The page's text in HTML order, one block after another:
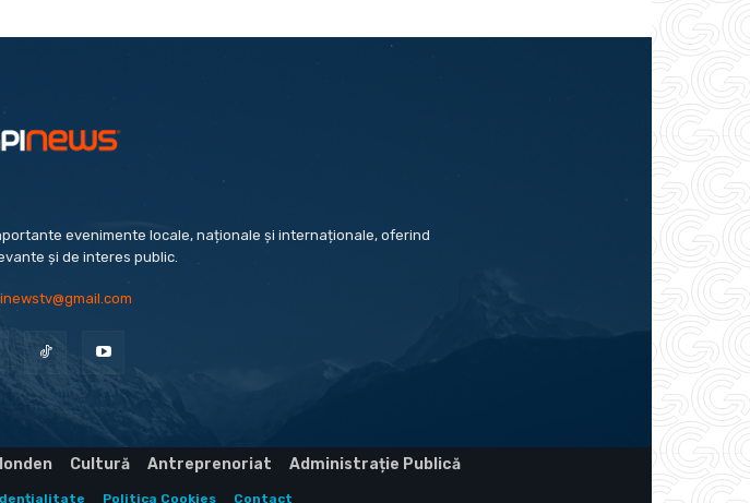
evenimente locale, naționale și internaționale, oferind
și de interes public.
Cultură Antreprenoriat Administrație Publică
Politica Cookies Contact